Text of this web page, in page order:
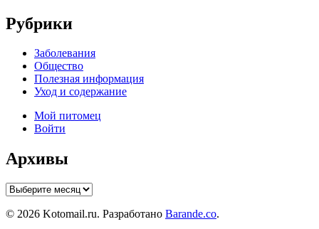
Рубрики
Заболевания
Общество
Полезная информация
Уход и содержание
Мой питомец
Войти
Архивы
Архивы
© 2026 Kotomail.ru. Разработано Barande.co.